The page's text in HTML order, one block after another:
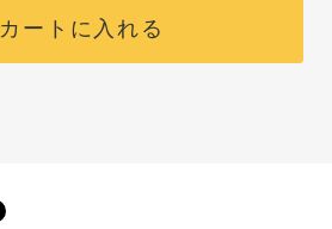
カートに入れる